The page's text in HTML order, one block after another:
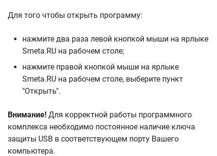
к
а
Редактирование
сборников
Импорт и экспорт
Информационные
Создание справочников
ресурсов
11.8.0.0
Для того чтобы открыть программу:
нажмите два раза левой кнопкой мыши на ярлыке
Smeta.RU на рабочем столе;
нажмите правой кнопкой мыши на ярлыке
Smeta.RU на рабочем столе, выберите пункт
"Открыть".
Внимание! Для корректной работы программного
комплекса необходимо постоянное наличие ключа
защиты USB в соответствующем порту Вашего
компьютера.